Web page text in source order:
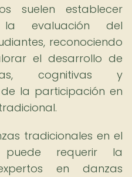
suelen establecer
la evaluación del
reconociendo
el desarrollo de
cognitivas y
la participación en
tradicionales en el
requerir la
en danzas